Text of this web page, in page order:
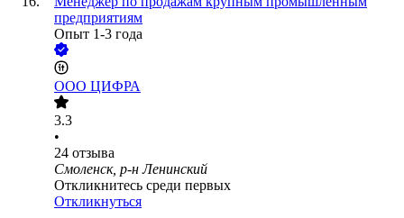
предприятиям
Опыт 1-3 года
ООО ЦИФРА
3.3
•
24 отзыва
Смоленск, р-н Ленинский
Откликнитесь среди первых
Откликнуться